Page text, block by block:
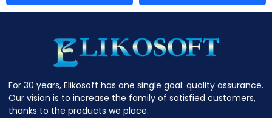
For 30 years, Elikosoft has one single goal: quality assurance.
Our vision is to increase the family of satisfied customers,
thanks to the products we place.